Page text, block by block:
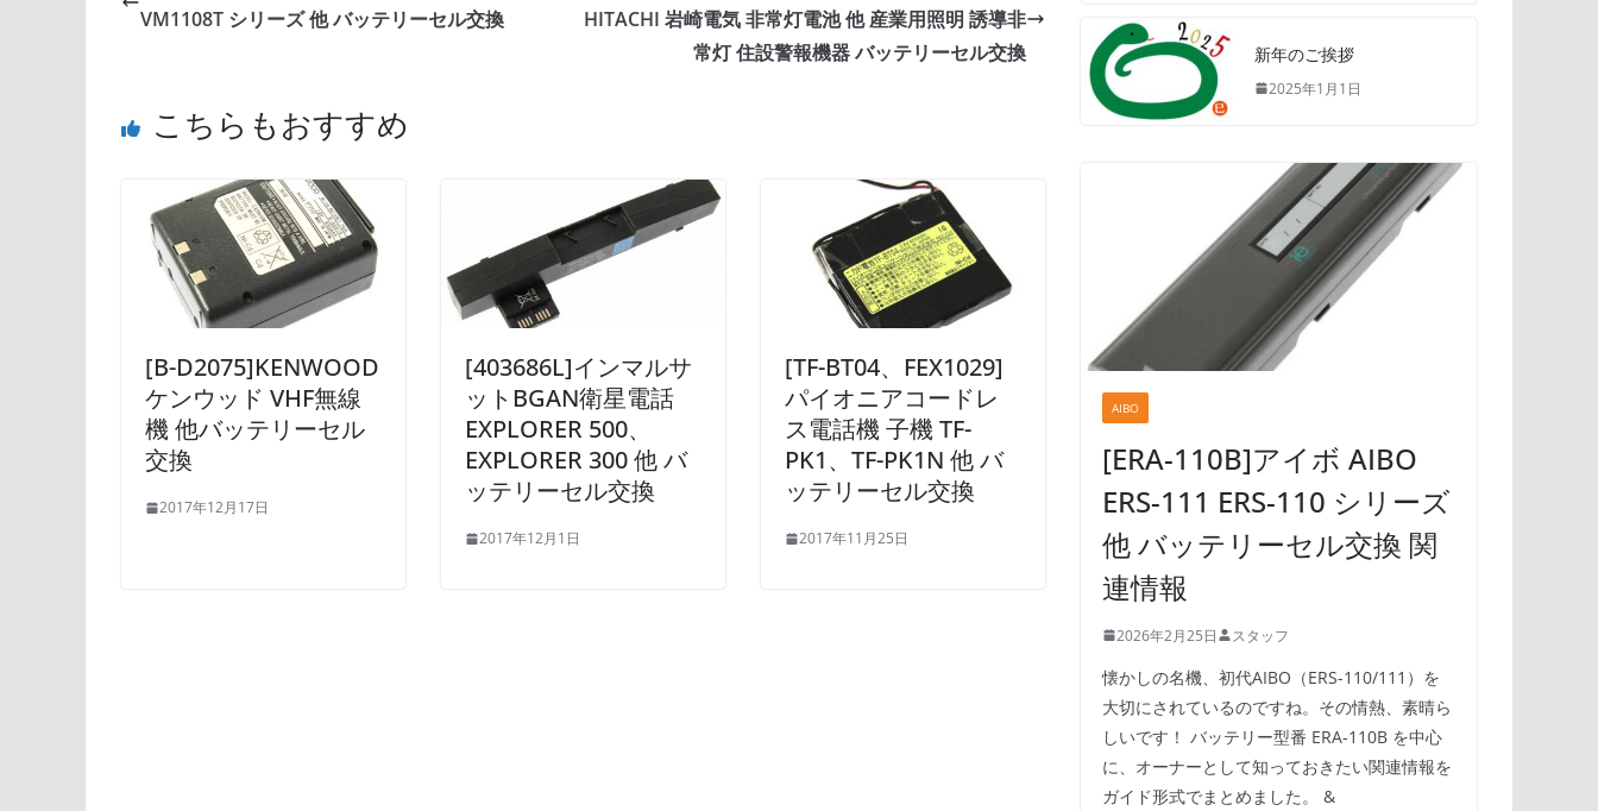
VM1108T シリーズ 他 バッテリーセル交換
HITACHI 岩崎電気 非常灯電池 他 産業用照明 誘導非
常灯 住設警報機器 バッテリーセル交換
こちらもおすすめ
[B-D2075]KENWOOD
ケンウッド VHF無線
機 他バッテリーセル
交換
2017年12月17日
[403686L]インマルサ
ットBGAN衛星電話
EXPLORER 500、
EXPLORER 300 他 バ
ッテリーセル交換
2017年12月1日
[TF-BT04、FEX1029]
パイオニアコードレ
ス電話機 子機 TF-
PK1、TF-PK1N 他 バ
ッテリーセル交換
2017年11月25日
新年のご挨拶
2025年1月1日
AIBO
[ERA-110B]アイボ AIBO
ERS-111 ERS-110 シリーズ
他 バッテリーセル交換 関
連情報
2026年2月25日 スタッフ
懐かしの名機、初代AIBO（ERS-110/111）を
大切にされているのですね。その情熱、素晴ら
しいです！ バッテリー型番 ERA-110B を中心
に、オーナーとして知っておきたい関連情報を
ガイド形式でまとめました。 &